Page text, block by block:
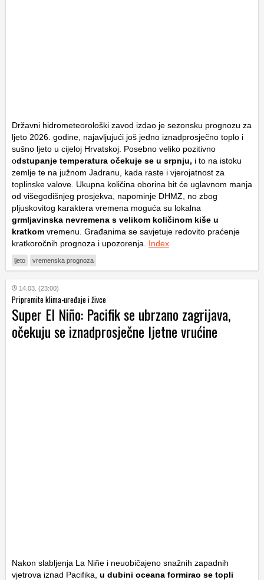
Državni hidrometeorološki zavod izdao je sezonsku prognozu za
ljeto 2026. godine, najavljujući još jedno iznadprosječno toplo i
sušno ljeto u cijeloj Hrvatskoj. Posebno veliko pozitivno
odstupanje temperatura očekuje se u srpnju, i to na istoku
zemlje te na južnom Jadranu, kada raste i vjerojatnost za
toplinske valove. Ukupna količina oborina bit će uglavnom manja
od višegodišnjeg prosjekva, napominje DHMZ, no zbog
pljuskovitog karaktera vremena moguća su lokalna
grmljavinska nevremena s velikom količinom kiše u
kratkom vremenu. Građanima se savjetuje redovito praćenje
kratkoročnih prognoza i upozorenja. Index
ljeto vremenska prognoza
14.03. (23:00)
Pripremite klima-uređaje i živce
Super El Niño: Pacifik se ubrzano zagrijava,
očekuju se iznadprosječne ljetne vrućine
Nakon slabljenja La Niñe i neuobičajeno snažnih zapadnih
vjetrova iznad Pacifika, u dubini oceana formirao se topli